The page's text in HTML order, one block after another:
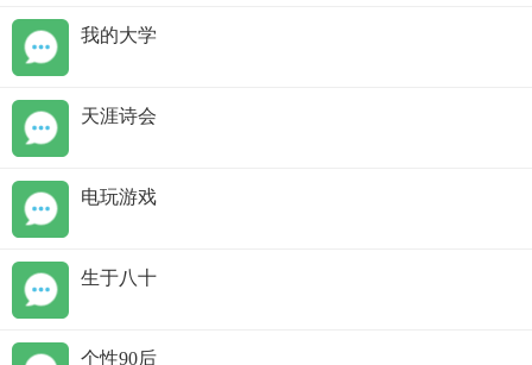
我的大学
天涯诗会
电玩游戏
生于八十
个性90后